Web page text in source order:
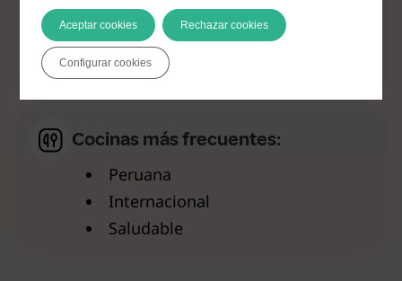
Nivel de dificultad:
Facil (86%)
Medio (14%)
Cocinas más frecuentes:
Peruana
Internacional
Saludable
Aceptar cookies Rechazar cookies
Configurar cookies